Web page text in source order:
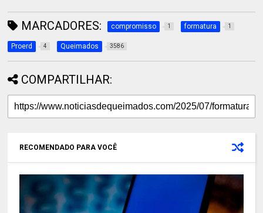
MARCADORES: compromisso 1 formatura 1
Proerd 4 Queimados 3586
COMPARTILHAR:
RECOMENDADO PARA VOCÊ